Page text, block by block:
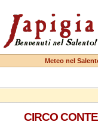
Meteo nel
CIRCO